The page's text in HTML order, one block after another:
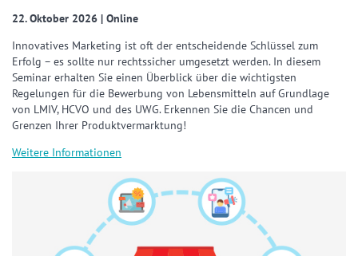
22. Oktober 2026 | Online
Innovatives Marketing ist oft der entscheidende Schlüssel zum
Erfolg – es sollte nur rechtssicher umgesetzt werden. In diesem
Seminar erhalten Sie einen Überblick über die wichtigsten
Regelungen für die Bewerbung von Lebensmitteln auf Grundlage
von LMIV, HCVO und des UWG. Erkennen Sie die Chancen und
Grenzen Ihrer Produktvermarktung!
Weitere Informationen